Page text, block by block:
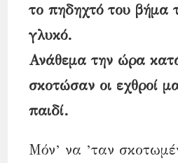
το πηδηχτό του βήμα
γλυκό.
Ανάθεμα την ώρα
σκοτώσαν οι εχθροί
παιδί.
Μόν’ να ’ταν